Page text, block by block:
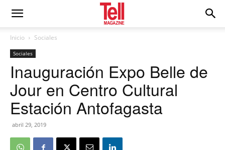
Inicio Sociales
Sociales
Inauguración Expo Belle de
Jour en Centro Cultural
Estación Antofagasta
abril 29, 2019